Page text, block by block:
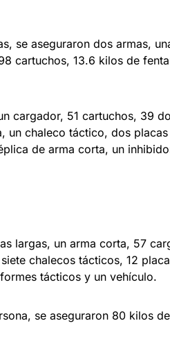
se aseguraron dos armas,
cartuchos, 13.6 kilos de
cargador, 51 cartuchos, 39
un chaleco táctico, dos
de arma corta, un
largas, un arma corta, 57
chalecos tácticos, 12
tácticos y un vehículo.
se aseguraron 80 kilos